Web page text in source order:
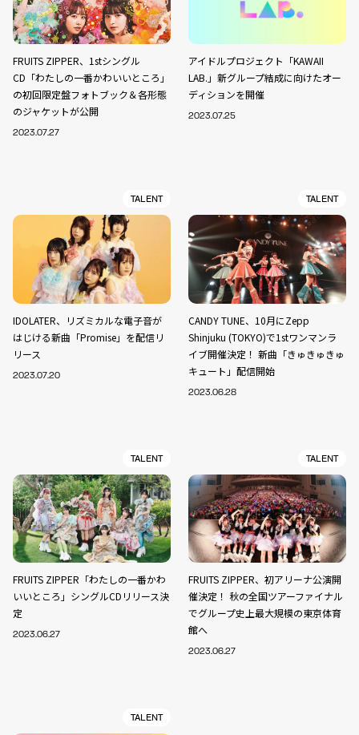
FRUITS ZIPPER、1stシングル
CD「わたしの一番かわいいところ」
の初回限定盤フォトブック＆各形態
のジャケットが公開
2023.07.27
アイドルプロジェクト「KAWAII
LAB.」新グループ結成に向けたオー
ディションを開催
2023.07.25
TALENT
IDOLATER、リズミカルな電子音が
はじける新曲「Promise」を配信リ
リース
2023.07.20
TALENT
CANDY TUNE、10月にZepp
Shinjuku (TOKYO)で1stワンマンラ
イブ開催決定！ 新曲「きゅきゅきゅ
キュート」配信開始
2023.06.28
TALENT
FRUITS ZIPPER「わたしの一番かわ
いいところ」シングルCDリリース決
定
2023.06.27
TALENT
FRUITS ZIPPER、初アリーナ公演開
催決定！ 秋の全国ツアーファイナル
でグループ史上最大規模の東京体育
館へ
2023.06.27
TALENT